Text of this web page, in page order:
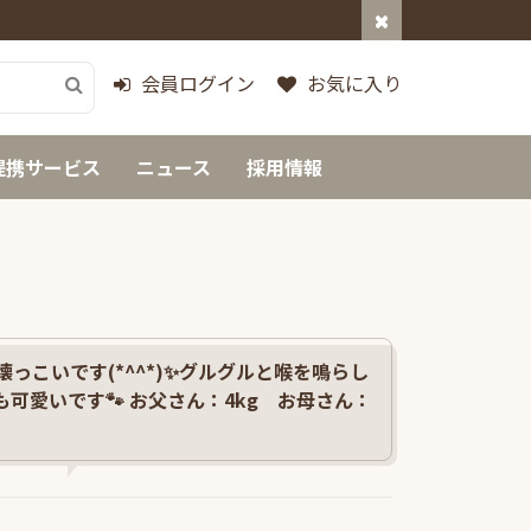
会員ログイン お気に入り
携サービス ニュース 採用情報
っこいです(*^^*)✨グルグルと喉を鳴らし
可愛いです🐾 お父さん：4kg お母さん：